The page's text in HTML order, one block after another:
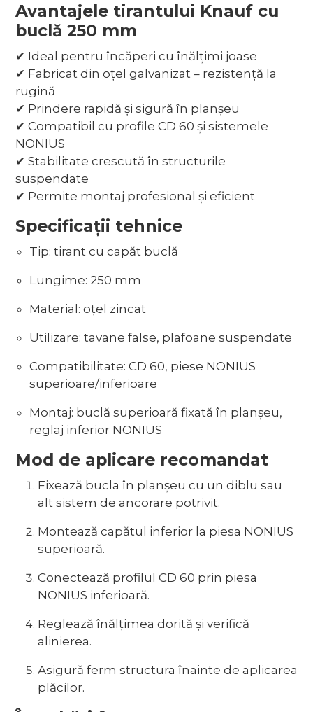
Avantajele tirantului Knauf cu
buclă 250 mm
✔ Ideal pentru încăperi cu înălțimi joase
✔ Fabricat din oțel galvanizat – rezistență la
rugină
✔ Prindere rapidă și sigură în planșeu
✔ Compatibil cu profile CD 60 și sistemele
NONIUS
✔ Stabilitate crescută în structurile
suspendate
✔ Permite montaj profesional și eficient
Specificații tehnice
Tip: tirant cu capăt buclă
Lungime: 250 mm
Material: oțel zincat
Utilizare: tavane false, plafoane suspendate
Compatibilitate: CD 60, piese NONIUS
superioare/inferioare
Montaj: buclă superioară fixată în planșeu,
reglaj inferior NONIUS
Mod de aplicare recomandat
Fixează bucla în planșeu cu un diblu sau
alt sistem de ancorare potrivit.
Montează capătul inferior la piesa NONIUS
superioară.
Conectează profilul CD 60 prin piesa
NONIUS inferioară.
Reglează înălțimea dorită și verifică
alinierea.
Asigură ferm structura înainte de aplicarea
plăcilor.